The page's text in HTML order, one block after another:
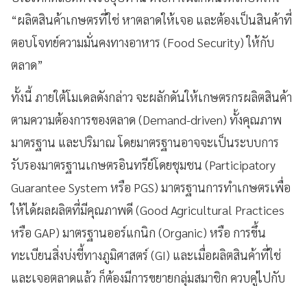
“ผลิตสินค้าเกษตรที่ใช่ หาตลาดให้เจอ และต้องเป็นสินค้าที่
ตอบโจทย์ความมั่นคงทางอาหาร (Food Security) ให้กับ
ตลาด”
ทั้งนี้ ภายใต้โมเดลดังกล่าว จะผลักดันให้เกษตรกรผลิตสินค้า
ตามความต้องการของตลาด (Demand-driven) ทั้งคุณภาพ
มาตรฐาน และปริมาณ โดยมาตรฐานอาจจะเป็นระบบการ
รับรองมาตรฐานเกษตรอินทรีย์โดยชุมชน (Participatory
Guarantee System หรือ PGS) มาตรฐานการทำเกษตรเพื่อ
ให้ได้ผลผลิตที่มีคุณภาพดี (Good Agricultural Practices
หรือ GAP) มาตรฐานออร์แกนิก (Organic) หรือ การขึ้น
ทะเบียนสิ่งบ่งชี้ทางภูมิศาสตร์ (GI) และเมื่อผลิตสินค้าที่ใช่
และเจอตลาดแล้ว ก็ต้องมีการขยายกลุ่มสมาชิก ควบคู่ไปกับ